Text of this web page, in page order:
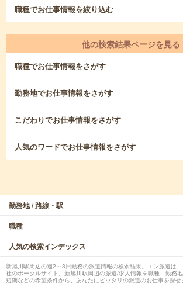
職種でお仕事情報を絞り込む
他の検索結果ページを見る
職種でお仕事情報をさがす
勤務地でお仕事情報をさがす
こだわりでお仕事情報をさがす
人気のワードでお仕事情報をさがす
勤務地 / 路線・駅
職種
人気の検索インデックス
新旭川駅周辺の週2～3日勤務の派遣情報の検索結果。エン派遣は
社のポータルサイト。新旭川駅周辺の派遣/求人情報を職種、勤務
短期などの希望条件から、あなたにピッタリの派遣のお仕事を探せ